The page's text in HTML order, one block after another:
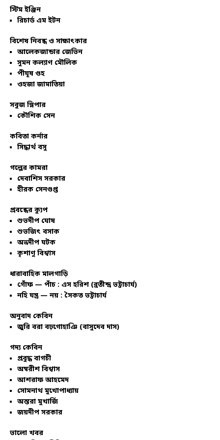
স্টিম ইঞ্জিন
রিচার্ড এম ইটন
বিশেষ নিবন্ধ ও সাক্ষাৎকার
আলেকজান্ডার জেভিন
সুমন কল্যাণ মৌলিক
পীযূষ গুহ
ওহজা জামাতিয়া
সবুজ স্লিপার
কৌশিক সেন
কবিতা কর্নার
সিদ্ধার্থ বসু
গল্পের কামরা
দেবাশিস সরকার
হীরক সেনগুপ্ত
প্রবন্ধের ক্যুপ
শুভদীপ ঘোষ
শুভজিৎ বসাক
অভ্রদীপ ঘটক
কৃশাণু বিশ্বাস
ধারাবাহিক মালগাড়ি
গোঁফ — পাঁচ : এস হরিশ (ব্রতীন্দ্র ভট্টাচার্য)
নহি যন্ত্র — নয় : সৈকত ভট্টাচার্য
অনুবাদ কেবিন
জুরি বরা বঢ়গোহাঞি (বাসুদেব দাস)
গদ্য কেবিন
প্রবুদ্ধ বাগচী
অম্বরীশ বিশ্বাস
আশরাফ আহমেদ
সোমনাথ মুখোপাধ্যায়
অন্তরা মুখার্জি
জয়দীপ সরকার
ভালো খবর